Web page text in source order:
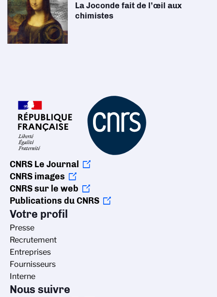
La Joconde fait de l’œil aux
chimistes
CNRS Le Journal
CNRS images
CNRS sur le web
Publications du CNRS
Votre profil
Presse
Recrutement
Entreprises
Fournisseurs
Interne
Nous suivre